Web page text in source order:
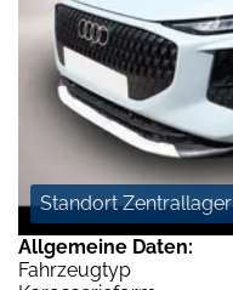
Standort Zentrallager
Allgemeine Daten:
Fahrzeugtyp